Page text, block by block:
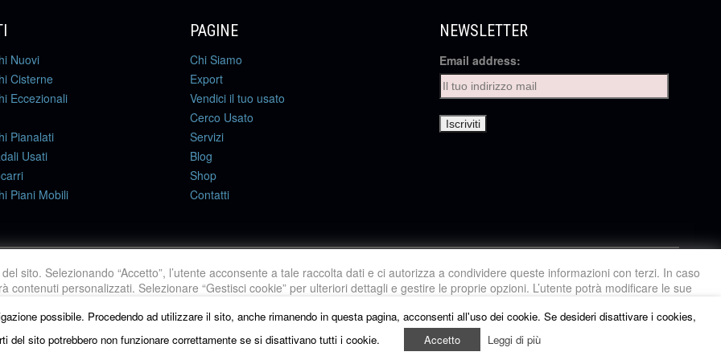
Nuovi
Cisterne
Eccezionali
Pianalati
Usati
Piani Mobili
PAGINE
Chi Siamo
Export
Vendici il tuo usato
Cerco Usato
Servizi
Blog
Shop
Contatti
NEWSLETTER
Email address:
Parma
possibile. Procedendo ad utilizzare il sito, anche rimanendo in questa pagina, acconsenti all'uso dei cookie. Se desideri disattivare i cookies,
del sito potrebbero non funzionare correttamente se si disattivano tutti i cookie.
Accetto Leggi di più
sito. Selezionando “Accetto”, l’utente acconsente a tale raccolta dati e ci autorizza a condividere queste informazioni con terzi. In caso
contenuti personalizzati. Selezionare “Gestisci cookie” per ulteriori dettagli e gestire le proprie opzioni. L’utente potrà modificare le sue
Accetta tutti Gestisci Cookie